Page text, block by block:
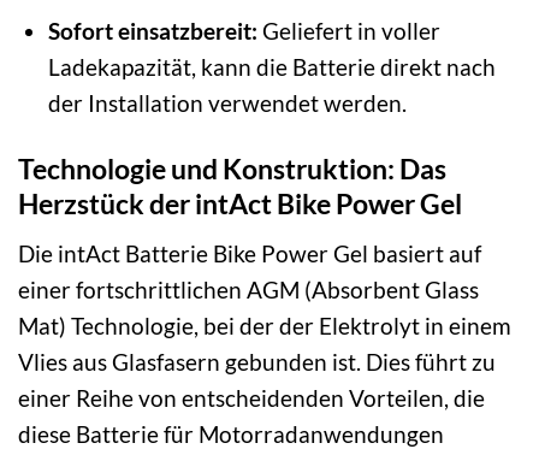
Sofort einsatzbereit: Geliefert in voller
Ladekapazität, kann die Batterie direkt nach
der Installation verwendet werden.
Technologie und Konstruktion: Das
Herzstück der intAct Bike Power Gel
Die intAct Batterie Bike Power Gel basiert auf
einer fortschrittlichen AGM (Absorbent Glass
Mat) Technologie, bei der der Elektrolyt in einem
Vlies aus Glasfasern gebunden ist. Dies führt zu
einer Reihe von entscheidenden Vorteilen, die
diese Batterie für Motorradanwendungen